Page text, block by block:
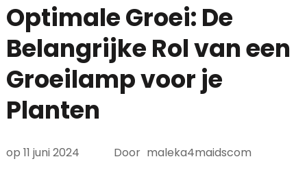
Optimale Groei: De
Belangrijke Rol van een
Groeilamp voor je
Planten
op 11 juni 2024 Door maleka4maidscom